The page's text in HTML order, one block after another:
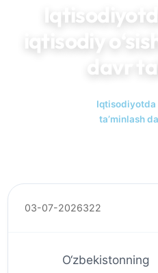
iqtisodiy
davr
Iqtisodiyotda
ta’minlash
03-07-2026322
O‘zbekistonning